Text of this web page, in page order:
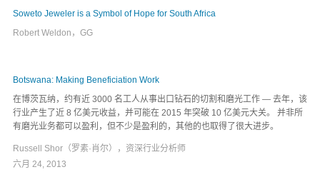
Soweto Jeweler is a Symbol of Hope for South Africa
Robert Weldon，GG
Botswana: Making Beneficiation Work
在博茨瓦纳，约有近 3000 名工人从事出口钻石的切割和磨光工作 — 去年，该
行业产生了近 8 亿美元收益，并可能在 2015 年突破 10 亿美元大关。 并非所
有磨光业务都可以盈利，但不少是盈利的，其他的也取得了很大进步。
Russell Shor（罗素·肖尔），资深行业分析师
六月 24, 2013